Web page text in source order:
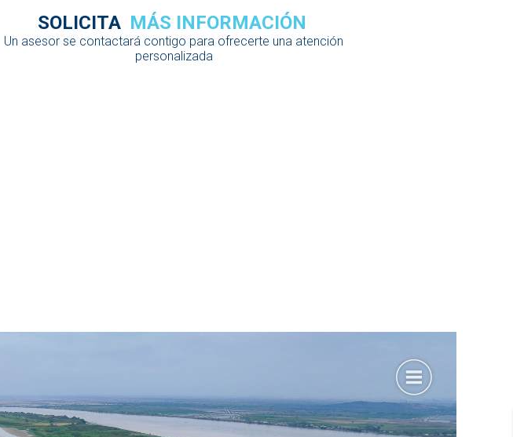
SOLICITA MÁS INFORMACIÓN
Un asesor se contactará contigo para ofrecerte una atención
personalizada